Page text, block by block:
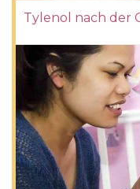
Tylenol nach der